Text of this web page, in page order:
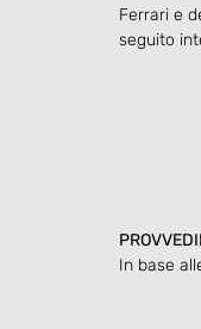
Ferrari e
seguito
In base